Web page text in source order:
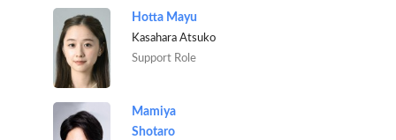
Hotta Mayu
Kasahara Atsuko
Support Role
Mamiya
Shotaro